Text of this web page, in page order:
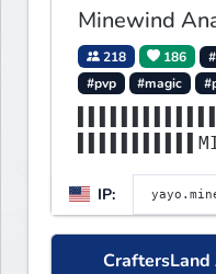
Minewind
218 186
#pvp
#magic
IP: